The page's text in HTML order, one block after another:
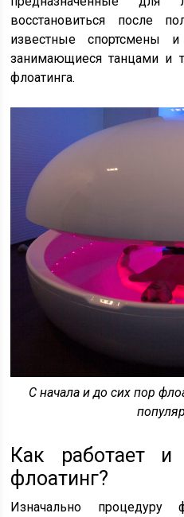
восстановиться после
известные спортсмены
занимающиеся танцами и
флоатинга.
С начала и до сих пор
Как работает и
флоатинг?
Изначально